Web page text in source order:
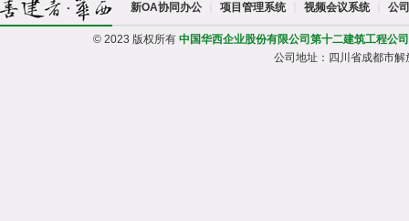
新OA协同办公 项目管理系统 视频会议系统 公
© 2023 版权所有 中国华西企业股份有限公司第十二建筑工程公司
公司地址：四川省成都市